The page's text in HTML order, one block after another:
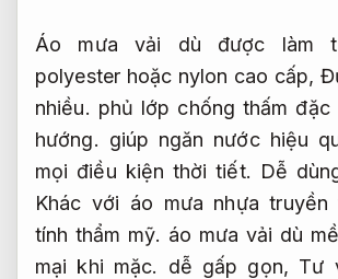
Áo mưa vải dù được làm
polyester hoặc nylon cao cấp,
nhiều. phủ lớp chống thấm đặc
hướng. giúp ngăn nước hiệu
mọi điều kiện thời tiết. Dễ
Khác với áo mưa nhựa truyền
tính thẩm mỹ. áo mưa vải dù
mại khi mặc.
dễ gấp gọn, Tư